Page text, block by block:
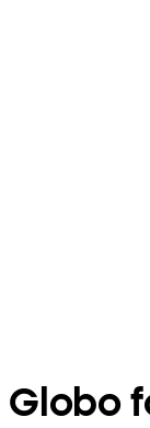
Globo